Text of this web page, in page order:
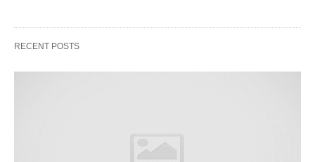
RECENT POSTS